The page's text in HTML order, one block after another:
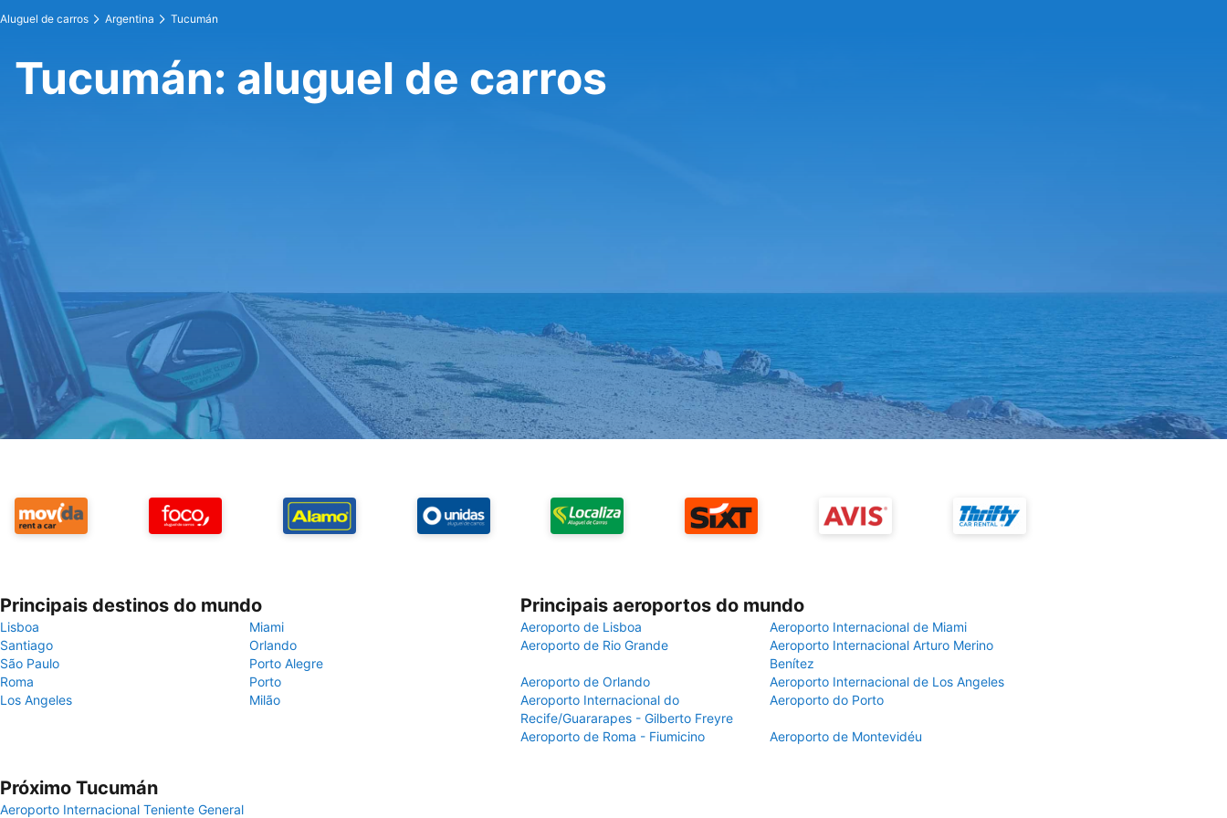
Aluguel de carros Argentina Tucumán
Tucumán: aluguel de carros
Principais destinos do mundo
Lisboa
Miami
Santiago
Orlando
São Paulo
Porto Alegre
Roma
Porto
Los Angeles
Milão
Principais aeroportos do mundo
Aeroporto de Lisboa
Aeroporto Internacional de Miami
Aeroporto de Rio Grande
Aeroporto Internacional Arturo Merino
Benítez
Aeroporto de Orlando
Aeroporto Internacional de Los Angeles
Aeroporto Internacional do
Recife/Guararapes - Gilberto Freyre
Aeroporto do Porto
Aeroporto de Roma - Fiumicino Aeroporto de Montevidéu
Próximo Tucumán
Aeroporto Internacional Teniente General